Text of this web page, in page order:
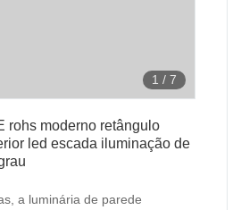
1 / 7
rohs moderno retângulo
led escada iluminação de
a luminária de parede